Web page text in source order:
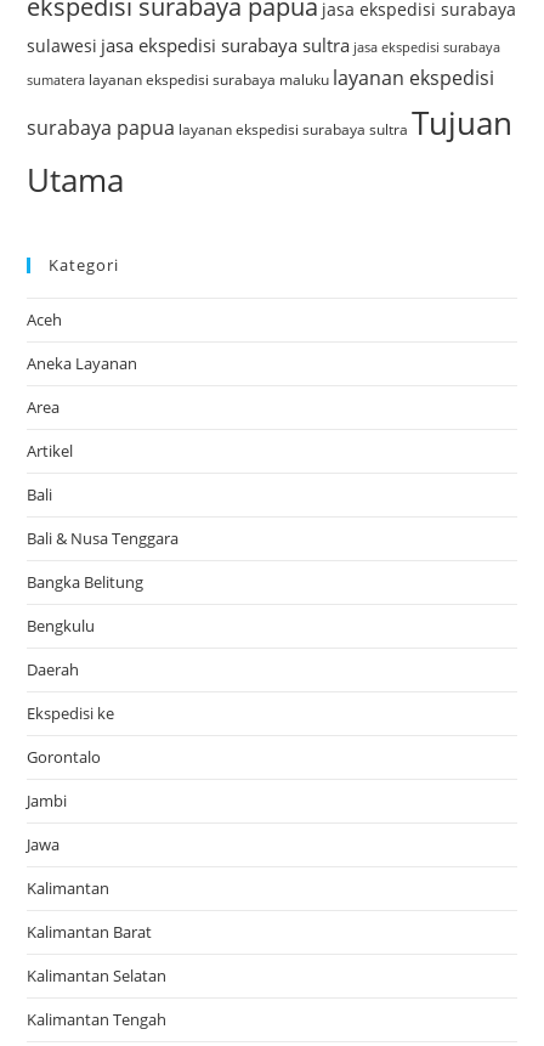
jasa ekspedisi surabaya
sulawesi jasa ekspedisi surabaya sultra jasa ekspedisi surabaya
sumatera layanan ekspedisi surabaya maluku layanan ekspedisi
surabaya papua layanan ekspedisi surabaya sultra Tujuan
Utama
Kategori
Aceh
Aneka Layanan
Area
Artikel
Bali
Bali & Nusa Tenggara
Bangka Belitung
Bengkulu
Daerah
Ekspedisi ke
Gorontalo
Jambi
Jawa
Kalimantan
Kalimantan Barat
Kalimantan Selatan
Kalimantan Tengah